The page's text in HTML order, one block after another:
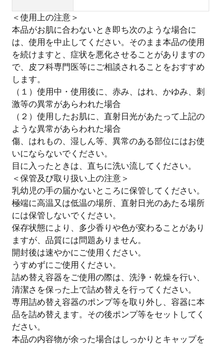
＜使用上の注意＞
本品がお肌に合わないとき即ち次のような場合に
は、使用を中止してください。そのまま本品の使用
を続けますと、症状を悪化させることがありますの
で、皮フ科専門医等にご相談されることをおすすめ
します。
（１）使用中・使用後に、赤み、はれ、かゆみ、刺
激等の異常があらわれた場合
（２）使用したお肌に、直射日光があたって上記の
ような異常があらわれた場合
傷、はれもの、湿しん等、異常のある部位にはお使
いにならないでください。
目に入ったときは、直ちに洗い流してください。
＜保管及び取り扱い上の注意＞
乳幼児の手の届かないところに保管してください。
極端に高温又は低温の場所、直射日光のあたる場所
には保管しないでください。
保存状態により、多少香りや色が変わることがあり
ますが、品質には問題ありません。
開封後は速やかにご使用ください。
うすめずにご使用ください。
詰め替え容器をご使用の際は、洗浄・乾燥を行い、
清潔さを保った上で詰め替えを行ってください。
専用詰め替え容器のポンプ等を取り外し、容器に本
品を詰め替えます。その後ポンプ等をセットしてく
ださい。
本品の内容物が余った場合はしっかりとキャップを